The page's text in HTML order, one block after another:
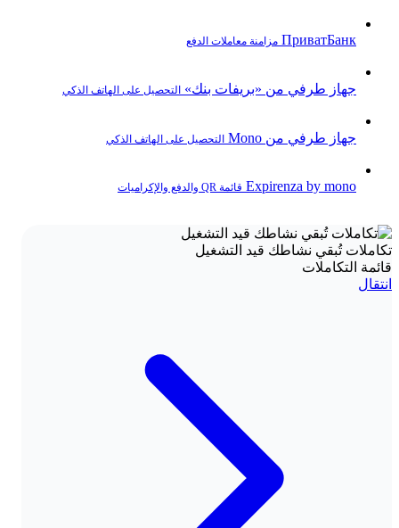
ПриватБанк مزامنة معاملات الدفع
جهاز طرفي من «بريفات بنك» التحصيل على الهاتف الذكي
جهاز طرفي من Mono التحصيل على الهاتف الذكي
Expirenza by mono قائمة QR والدفع والإكراميات
تكاملات تُبقي نشاطك قيد التشغيل
قائمة التكاملات
انتقال